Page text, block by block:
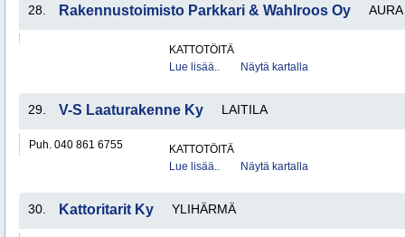
28. Rakennustoimisto Parkkari & Wahlroos Oy AURA
KATTOTÖITÄ
Lue lisää..
Näytä kartalla
29. V-S Laaturakenne Ky LAITILA
Puh. 040 861 6755
KATTOTÖITÄ
Lue lisää..
Näytä kartalla
30. Kattoritarit Ky YLIHÄRMÄ